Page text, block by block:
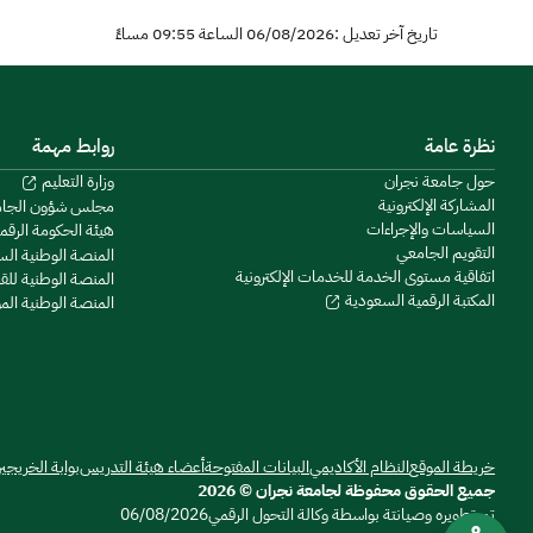
تاريخ آخر تعديل :06/08/2026 الساعة 09:55 مساءً
نظرة عامة
حول جامعة نجران
المشاركة الإلكترونية
السياسات والإجراءات
التقويم الجامعي
اتفاقية مستوى الخدمة للخدمات الإلكترونية
المكتبة الرقمية السعودية
روابط مهمة
وزارة التعليم
مجلس شؤون
هيئة الحكومة
المنصة الوطنية
المنصة الوطنية
المنصة الوطنية
خريطة الموقعالنظام الأكاديميالبيانات المفتوحةأعضاء هيئة التدريسبوابة
جميع الحقوق محفوظة لجامعة نجران © 2026
تم تطويره وصيانتة بواسطة وكالة التحول الرقمي06/08/2026